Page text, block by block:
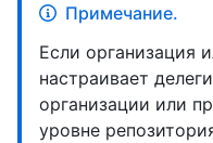
Примечание.
Если организация
настраивает
организации или
уровне